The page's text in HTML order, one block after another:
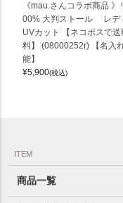
《mau.さんコラボ商品 》
00% 大判ストール レデ
UVカット 【ネコポスで送
料】 (08000252r) 【名入
能】
¥5,900(税込)
ITEM
商品一覧